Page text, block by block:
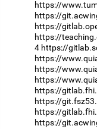
https://
https://
https://
https://
4 https://
https://
https://
https://
https://
https://
https://
https://